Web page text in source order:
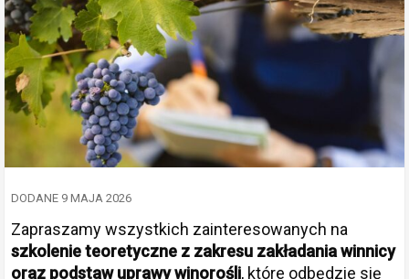
DODANE 9 MAJA 2026
Zapraszamy wszystkich zainteresowanych na
szkolenie teoretyczne z zakresu zakładania winnicy
oraz podstaw uprawy winorośli, które odbędzie się